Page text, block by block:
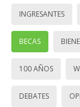
INGRESANTES
BECAS
100 AÑOS
DEBATES